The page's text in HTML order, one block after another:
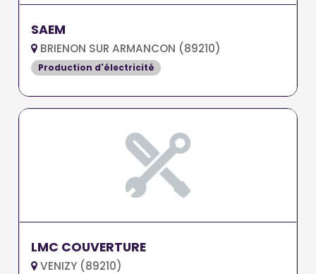
SAEM
BRIENON SUR ARMANCON (89210)
Production d'électricité
LMC COUVERTURE
VENIZY (89210)